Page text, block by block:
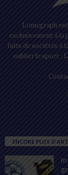
Lomegraph
exclusivement à
faits de sociétés à
oublier le sport ;
ENCORE PLUS